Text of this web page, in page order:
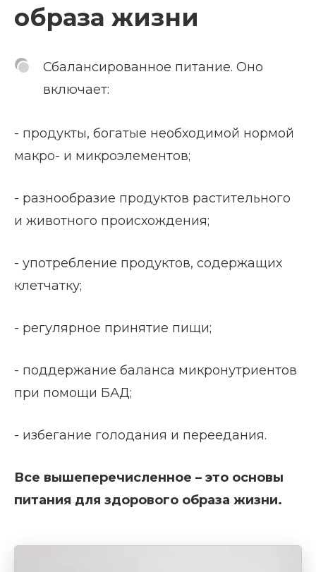
образа жизни
Сбалансированное питание. Оно
включает:
- продукты, богатые необходимой нормой
макро- и микроэлементов;
- разнообразие продуктов растительного
и животного происхождения;
- употребление продуктов, содержащих
клетчатку;
- регулярное принятие пищи;
- поддержание баланса микронутриентов
при помощи БАД;
- избегание голодания и переедания.
Все вышеперечисленное – это основы
питания для здорового образа жизни.